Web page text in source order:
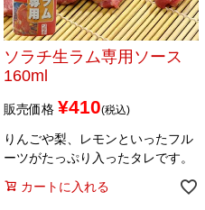
ソラチ生ラム専用ソース
160ml
販売価格 ¥410 税込
りんごや梨、レモンといったフル
ーツがたっぷり入ったタレです。
カートに入れる